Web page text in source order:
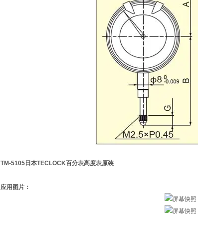
TM-5105 日本TECLOCK百分表高度表原装
应用图片：